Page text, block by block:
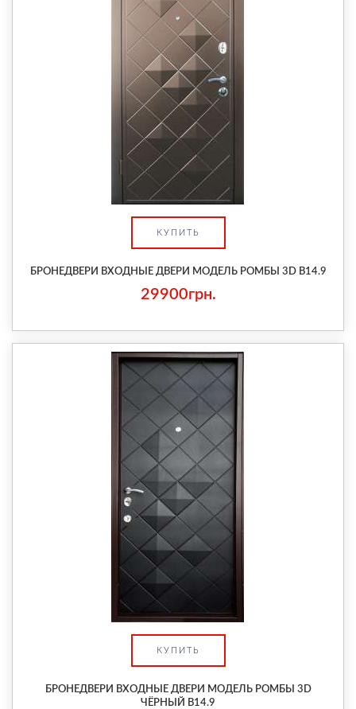
КУПИТЬ
БРОНЕДВЕРИ ВХОДНЫЕ ДВЕРИ МОДЕЛЬ РОМБЫ 3D В14.9
29900грн.
КУПИТЬ
БРОНЕДВЕРИ ВХОДНЫЕ ДВЕРИ МОДЕЛЬ РОМБЫ 3D
ЧЁРНЫЙ В14.9